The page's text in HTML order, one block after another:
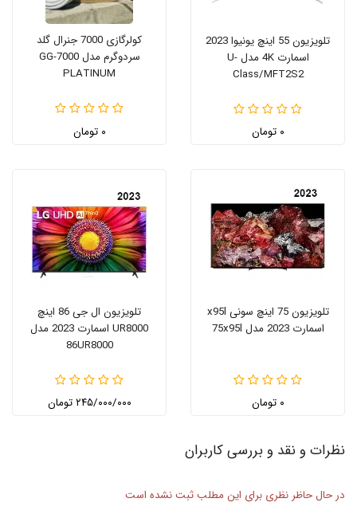
تلویزیون 55 اینچ یونیوا 2023
اسمارت 4K مدل U-
Class/MFT2S2
۰ تومان
کولرگازی 7000 جنرال گلد
سردوگرم مدل GG-7000
PLATINUM
۰ تومان
تلویزیون 75 اینچ سونی x95l
اسمارت 2023 مدل 75x95l
۰ تومان
تلویزیون ال جی 86 اینچ
UR8000 اسمارت 2023 مدل
86UR8000
۲۴۵/۰۰۰/۰۰۰ تومان
نظرات و نقد و بررسی کاربران
در حال حاظر نظری برای این مطلب ثبت نشده است